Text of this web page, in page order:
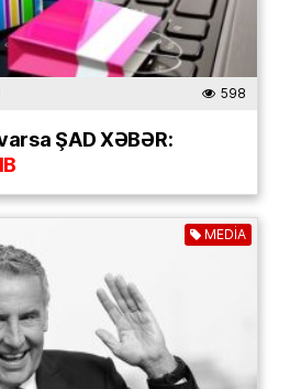
598
ŞAD XƏBƏR:
MEDİA